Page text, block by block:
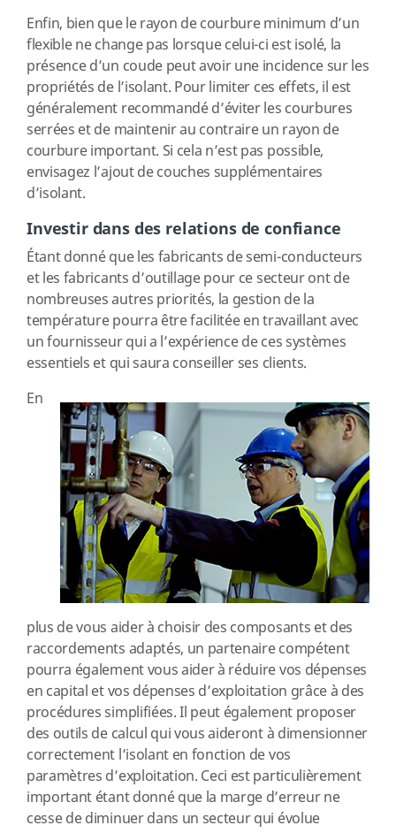
Enfin, bien que le rayon de courbure minimum d’un
flexible ne change pas lorsque celui-ci est isolé, la
présence d’un coude peut avoir une incidence sur les
propriétés de l’isolant. Pour limiter ces effets, il est
généralement recommandé d’éviter les courbures
serrées et de maintenir au contraire un rayon de
courbure important. Si cela n’est pas possible,
envisagez l’ajout de couches supplémentaires
d’isolant.
Investir dans des relations de confiance
Étant donné que les fabricants de semi-conducteurs
et les fabricants d’outillage pour ce secteur ont de
nombreuses autres priorités, la gestion de la
température pourra être facilitée en travaillant avec
un fournisseur qui a l’expérience de ces systèmes
essentiels et qui saura conseiller ses clients.
En
plus de vous aider à choisir des composants et des
raccordements adaptés, un partenaire compétent
pourra également vous aider à réduire vos dépenses
en capital et vos dépenses d’exploitation grâce à des
procédures simplifiées. Il peut également proposer
des outils de calcul qui vous aideront à dimensionner
correctement l’isolant en fonction de vos
paramètres d’exploitation. Ceci est particulièrement
important étant donné que la marge d’erreur ne
cesse de diminuer dans un secteur qui évolue